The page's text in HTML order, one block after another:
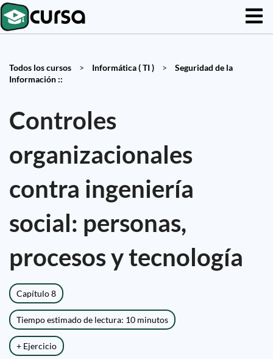
Todos los cursos > Informática ( TI ) >
Seguridad de la
Información ::
Controles
organizacionales
contra ingeniería
social: personas,
procesos y tecnología
Capítulo 8
Tiempo estimado de lectura: 10 minutos
+ Ejercicio